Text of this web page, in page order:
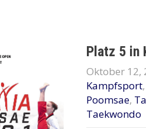
Platz 5 in
Oktober 12,
Kampfsport
Poomsae,
Taekwondo